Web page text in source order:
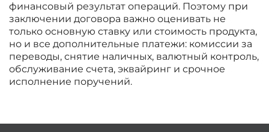
финансовый результат операций. Поэтому при
заключении договора важно оценивать не
только основную ставку или стоимость продукта,
но и все дополнительные платежи: комиссии за
переводы, снятие наличных, валютный контроль,
обслуживание счета, эквайринг и срочное
исполнение поручений.